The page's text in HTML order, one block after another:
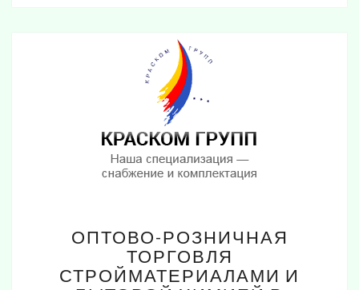
РОЗНИЧНАЯ
ТОРГОВЛЯ
СТРОЙМАТЕРИАЛАМИ
ОПТОВО-РОЗНИЧНАЯ
ТОРГОВЛЯ
СТРОЙМАТЕРИАЛАМИ И